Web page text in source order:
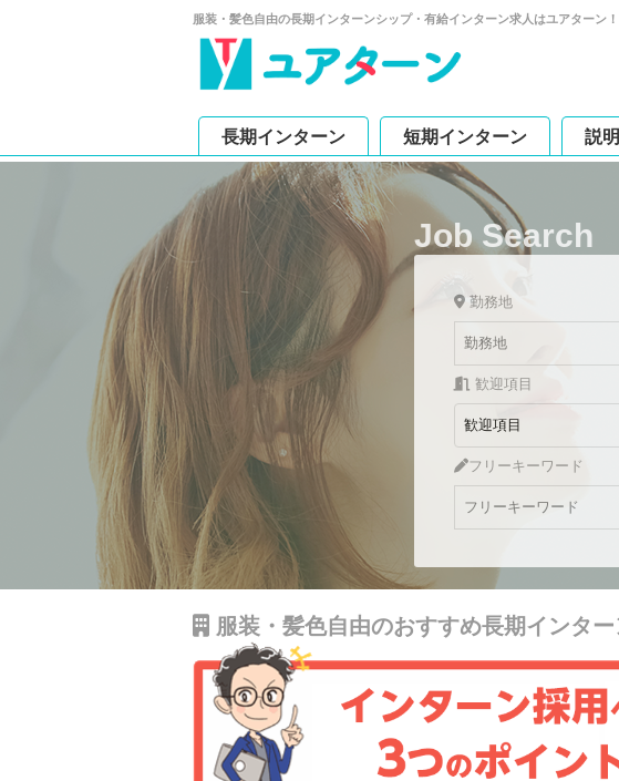
服装・髪色自由の長期インターンシップ・有給インターン求人はユアターン！
長期インターン 短期インターン 説
Job Search
勤務地
歓迎項目
フリーキーワード
服装・髪色自由のおすすめ長期インタ